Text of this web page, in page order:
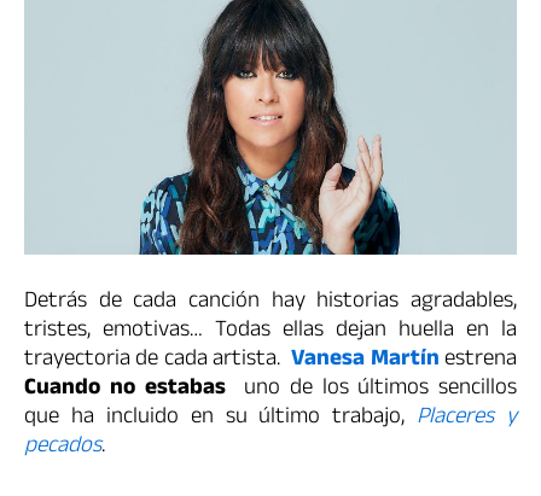
Detrás de cada canción hay historias agradables,
tristes, emotivas… Todas ellas dejan huella en la
trayectoria de cada artista.Vanesa Martínestrena
Cuando no estabasuno de los últimos sencillos
que ha incluido en su último trabajo, Placeres y
pecados.